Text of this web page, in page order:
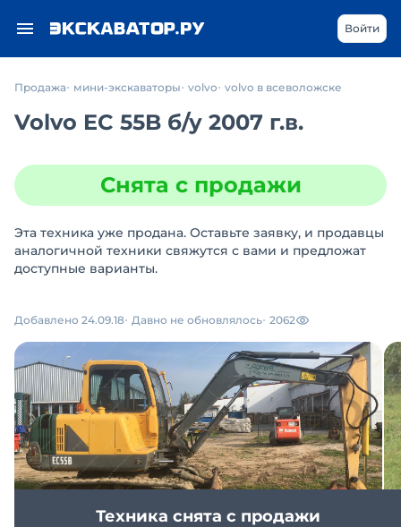
Войти
Продажа мини-экскаваторы volvo volvo в всеволожске
Volvo EC 55B б/у 2007 г.в.
Снята с продажи
Эта техника уже продана. Оставьте заявку, и продавцы
аналогичной техники свяжутся с вами и предложат
доступные варианты.
Добавлено 24.09.18 Давно не обновлялось 2062
Техника снята с продажи